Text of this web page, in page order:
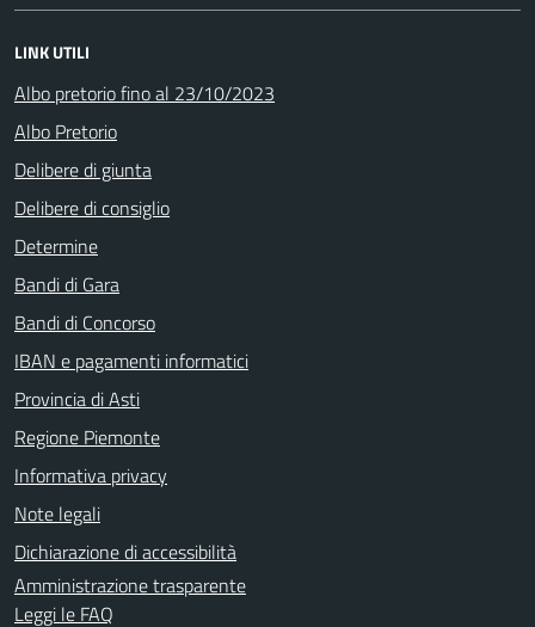
LINK UTILI
Albo pretorio fino al 23/10/2023
Albo Pretorio
Delibere di giunta
Delibere di consiglio
Determine
Bandi di Gara
Bandi di Concorso
IBAN e pagamenti informatici
Provincia di Asti
Regione Piemonte
Informativa privacy
Note legali
Dichiarazione di accessibilità
Amministrazione trasparente
Leggi le FAQ